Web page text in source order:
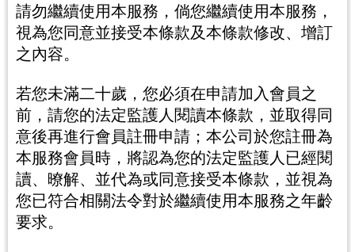
請勿繼續使用本服務，倘您繼續使用本服務，
視為您同意並接受本條款及本條款修改、增訂
之內容。
若您未滿二十歲，您必須在申請加入會員之
前，請您的法定監護人閱讀本條款，並取得同
意後再進行會員註冊申請；本公司於您註冊為
本服務會員時，將認為您的法定監護人已經閱
讀、暸解、並代為或同意接受本條款，並視為
您已符合相關法令對於繼續使用本服務之年齡
要求。